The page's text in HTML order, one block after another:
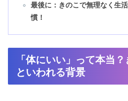
最後に：きのこで無理なく生
慣！
「体にいい」って本当
といわれる背景